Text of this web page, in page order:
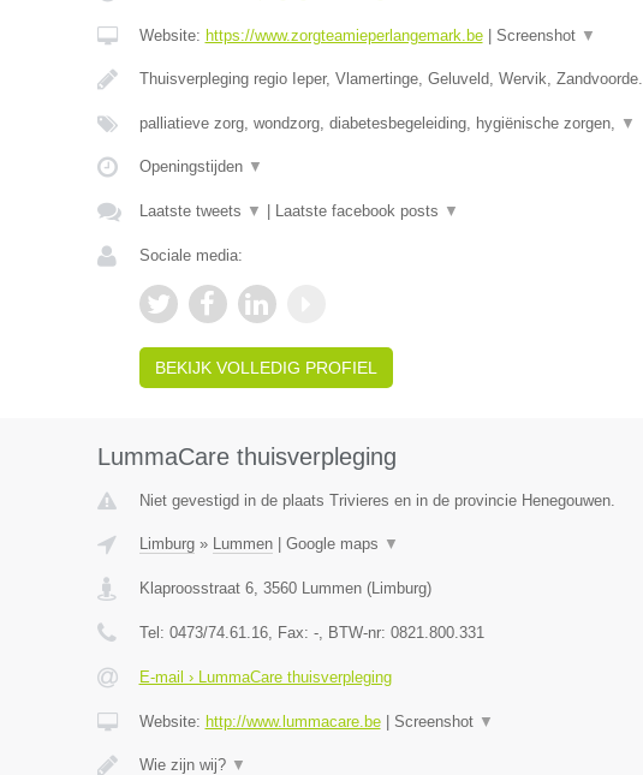
Website: https://www.zorgteamieperlangemark.be| Screenshot ▼
Thuisverpleging regio Ieper, Vlamertinge, Geluveld, Wervik, Zandvoorde.
palliatieve zorg, wondzorg, diabetesbegeleiding, hygiënische zorgen, ▼
Openingstijden ▼
Laatste tweets ▼ Laatste facebook posts ▼
Sociale media:
BEKIJK VOLLEDIG PROFIEL
LummaCare thuisverpleging
Niet gevestigd in de plaats Trivieres en in de provincie Henegouwen.
Limburg» Lummen| Google maps ▼
Klaproosstraat 6, 3560 Lummen(Limburg)
Tel: 0473/74.61.16, Fax: -, BTW-nr: 0821.800.331
E-mail › LummaCare thuisverpleging
Website: http://www.lummacare.be| Screenshot ▼
Wie zijn wij? ▼